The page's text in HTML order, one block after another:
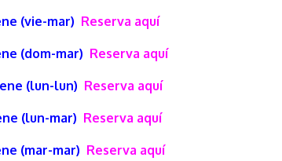
(vie-mar) Reserva aquí
(dom-mar) Reserva aquí
(lun-lun) Reserva aquí
(lun-mar) Reserva aquí
(mar-mar) Reserva aquí